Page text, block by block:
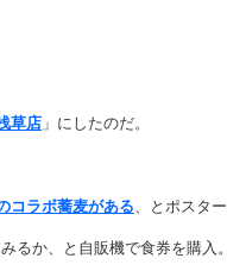
草店 」にしたのだ。
コラボ蕎麦がある、とポスタ
るか、と自販機で食券を購入。